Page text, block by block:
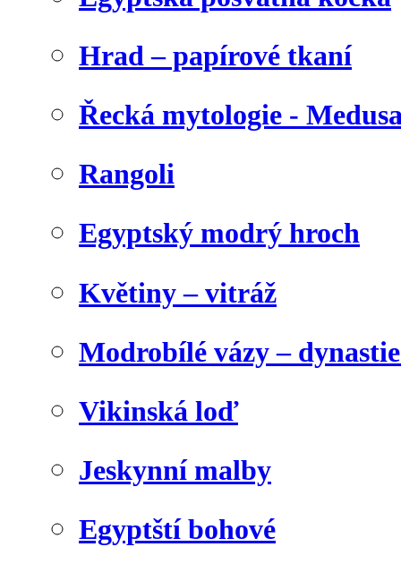
Hrad – papírové tkaní
Řecká mytologie -
Rangoli
Egyptský modrý hroch
Květiny – vitráž
Modrobílé vázy –
Vikinská loď
Jeskynní malby
Egyptští bohové